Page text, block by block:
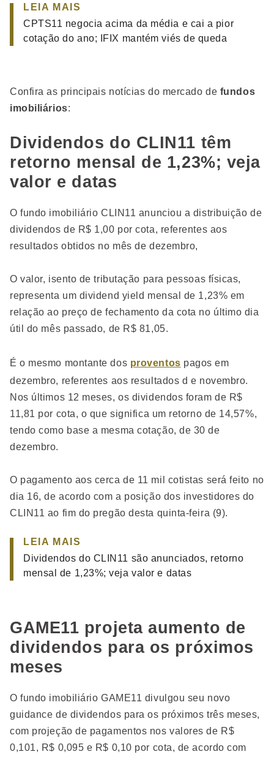
LEIA MAIS
CPTS11 negocia acima da média e cai a pior
cotação do ano; IFIX mantém viés de queda
Confira as principais notícias do mercado de fundos
imobiliários:
Dividendos do CLIN11 têm
retorno mensal de 1,23%; veja
valor e datas
O fundo imobiliário CLIN11 anunciou a distribuição de
dividendos de R$ 1,00 por cota, referentes aos
resultados obtidos no mês de dezembro,
O valor, isento de tributação para pessoas físicas,
representa um dividend yield mensal de 1,23% em
relação ao preço de fechamento da cota no último dia
útil do mês passado, de R$ 81,05.
É o mesmo montante dos proventos pagos em
dezembro, referentes aos resultados d e novembro.
Nos últimos 12 meses, os dividendos foram de R$
11,81 por cota, o que significa um retorno de 14,57%,
tendo como base a mesma cotação, de 30 de
dezembro.
O pagamento aos cerca de 11 mil cotistas será feito no
dia 16, de acordo com a posição dos investidores do
CLIN11 ao fim do pregão desta quinta-feira (9).
LEIA MAIS
Dividendos do CLIN11 são anunciados, retorno
mensal de 1,23%; veja valor e datas
GAME11 projeta aumento de
dividendos para os próximos
meses
O fundo imobiliário GAME11 divulgou seu novo
guidance de dividendos para os próximos três meses,
com projeção de pagamentos nos valores de R$
0,101, R$ 0,095 e R$ 0,10 por cota, de acordo com